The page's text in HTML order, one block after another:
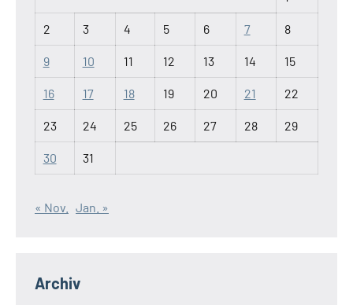
2 3 4 5 6 7 8
9 10 11 12 13 14 15
16 17 18 19 20 21 22
23 24 25 26 27 28 29
30 31
« Nov. Jan. »
Archiv